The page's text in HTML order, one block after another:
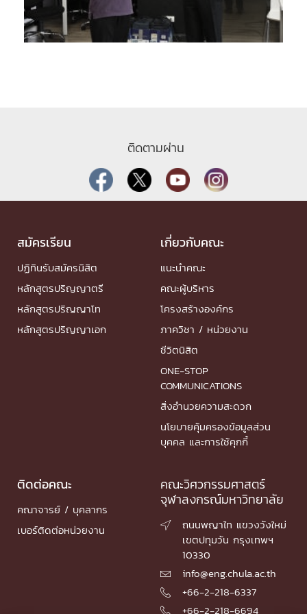
ติดตามผ่าน
สมัครเรียน
ปฏิทินรับสมัครนิสิต
หลักสูตรปริญญาตรี
หลักสูตรปริญญาโท
หลักสูตรปริญญาเอก
เกี่ยวกับคณะ
แนะนำคณะ
คณะผู้บริหาร
โครงสร้างองค์กร
ภาควิชา / หน่วยงาน
ชีวิตนิสิต
ONE-STOP
COMMUNICATIONS
สิ่งอำนวยความสะดวก
นโยบายคุ้มครองข้อมูลส่วน
บุคคล และการใช้คุกกี้
ติดต่อคณะ
คณาจารย์ / บุคลากร
เบอร์ติดต่อหน่วยงาน
คณะวิศวกรรมศาสตร์
จุฬาลงกรณ์มหาวิทยาลัย

ถนนพญาไท แขวงวังใหม่
เขตปทุมวัน กรุงเทพฯ
10330
 info@eng.chula.ac.th
 +66-2-218-6337
 +66-2-218-6694